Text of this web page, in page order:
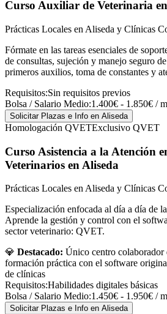
Curso Auxiliar de Veterinaria
Prácticas Locales en Aliseda y Clínicas
Fórmate en las tareas esenciales de
de consultas, sujeción y manejo seguro
primeros auxilios, toma de constantes y
Requisitos:Sin requisitos previos
Bolsa / Salario Medio:1.400€ - 1.850€ /
Solicitar Plazas e Info en Aliseda
Homologación QVETExclusivo QVET
Curso Asistencia a la Atención
Veterinarios en Aliseda
Prácticas Locales en Aliseda y Clínicas
Especialización enfocada al día a día de
Aprende la gestión y control con el
sector veterinario: QVET.
💎 Destacado: Único centro
formación práctica con el software
de clínicas
Requisitos:Habilidades digitales básicas
Bolsa / Salario Medio:1.450€ - 1.950€ /
Solicitar Plazas e Info en Aliseda